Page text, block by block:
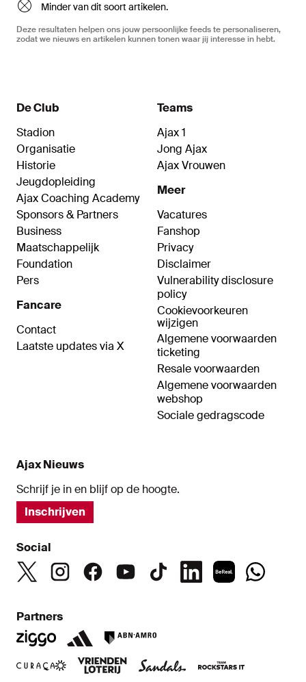
Minder van dit soort artikelen.
Deze resultaten helpen ons jouw persoonlijke feeds te personaliseren,
zodat we nieuws en artikelen kunnen tonen waar jij interesse in hebt.
De Club
Stadion
Organisatie
Historie
Jeugdopleiding
Ajax Coaching Academy
Sponsors & Partners
Business
Maatschappelijk
Foundation
Pers
Fancare
Contact
Laatste updates via X
Teams
Ajax 1
Jong Ajax
Ajax Vrouwen
Meer
Vacatures
Fanshop
Privacy
Disclaimer
Vulnerability disclosure
policy
Cookievoorkeuren
wijzigen
Algemene voorwaarden
ticketing
Resale voorwaarden
Algemene voorwaarden
webshop
Sociale gedragscode
Ajax Nieuws
Schrijf je in en blijf op de hoogte.
Inschrijven
Social
Partners